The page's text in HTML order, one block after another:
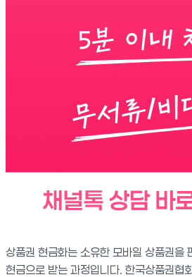
상품권 현금화는 소유한 모바일 상품권을
현금으로 받는 과정입니다. 한국상품권협